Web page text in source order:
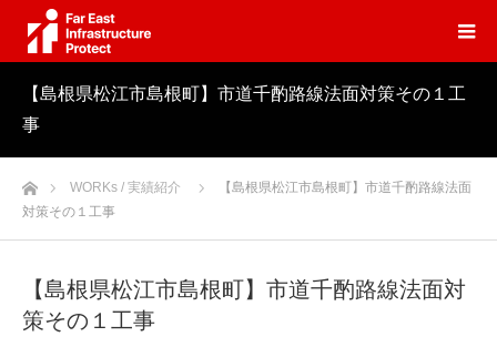
【島根県松江市島根町】市道千酌路線法面対策その１工
事
ホームWORKs / 実績紹介
【島根県松江市島根町】市道千酌路線法面
対策その１工事
【島根県松江市島根町】市道千酌路線法面対
策その１工事